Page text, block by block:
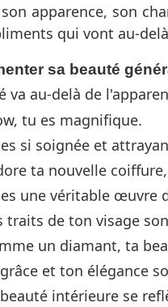
apparence, son
qui vont au-
sa beauté
va au-delà de
tu es magnifique.
si soignée et
ta nouvelle
une véritable œuvre
traits de ton visage
un diamant, ta
et ton élégance
intérieure se